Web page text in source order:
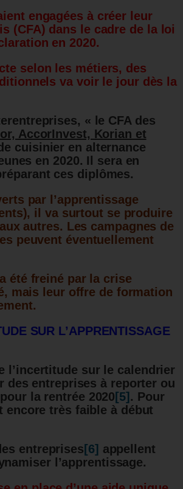
engagées à créer leur
(CFA) dans le cadre de la loi
en 2020.
selon les métiers, des
va voir le jour dès la
« le CFA des
AccorInvest, Korian et
cuisinier en alternance
en 2020. Il sera en
ces diplômes.
par l’apprentissage
il va surtout se produire
autres. Les campagnes de
peuvent éventuellement
été freiné par la crise
mais leur offre de formation
SUR L’APPRENTISSAGE
l’incertitude sur le calendrier
des entreprises à reporter ou
la rentrée 2020 [5] . Pour
encore très faible à début
entreprises [6] appellent
l’apprentissage.